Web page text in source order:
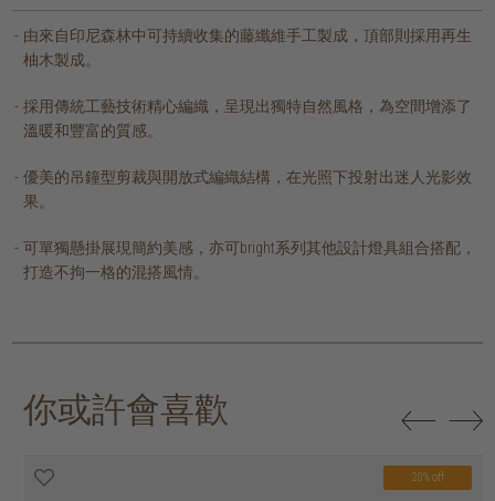
由來自印尼森林中可持續收集的藤纖維手工製成，頂部則採用再生
柚木製成。
採用傳統工藝技術精心編織，呈現出獨特自然風格，為空間增添了
溫暖和豐富的質感。
優美的吊鐘型剪裁與開放式編織結構，在光照下投射出迷人光影效
果。
可單獨懸掛展現簡約美感，亦可bright系列其他設計燈具組合搭配，
打造不拘一格的混搭風情。
你或許會喜歡
20% off
20% off
20% off
20% off
20% off